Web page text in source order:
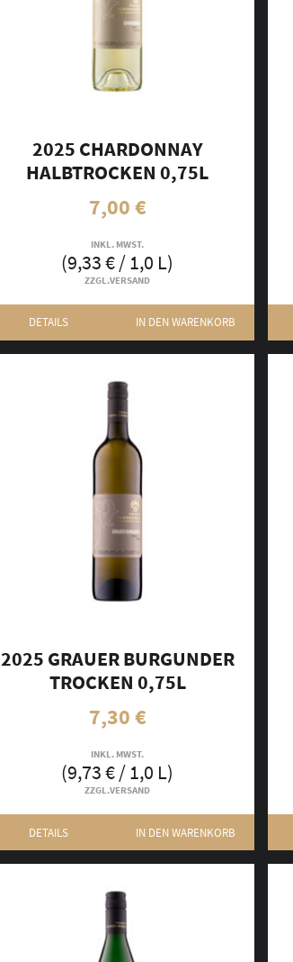
2025 CHARDONNAY
HALBTROCKEN 0,75L
7,00€
INKL. MWST.
(9,33€/ 1,0 L)
ZZGL.VERSAND
DETAILS IN DEN WARENKORB
2025 GRAUER BURGUNDER
TROCKEN 0,75L
7,30€
INKL. MWST.
(9,73€/ 1,0 L)
ZZGL.VERSAND
DETAILS IN DEN WARENKORB